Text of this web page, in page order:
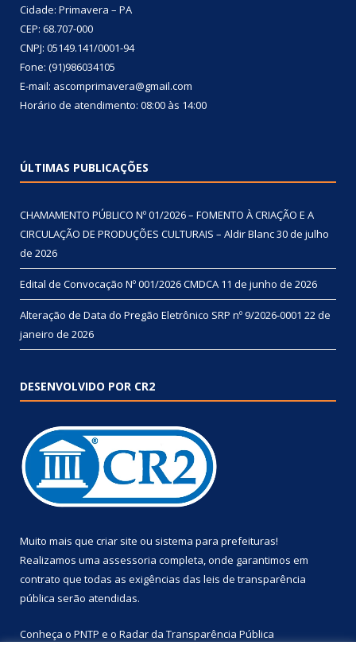
Cidade: Primavera – PA
CEP: 68.707-000
CNPJ: 05149.141/0001-94
Fone: (91)986034105
E-mail: ascomprimavera@gmail.com
Horário de atendimento: 08:00 às 14:00
ÚLTIMAS PUBLICAÇÕES
CHAMAMENTO PÚBLICO Nº 01/2026 – FOMENTO À CRIAÇÃO E A
CIRCULAÇÃO DE PRODUÇÕES CULTURAIS – Aldir Blanc30 de julho
de 2026
Edital de Convocação Nº 001/2026 CMDCA 11 de junho de 2026
Alteração de Data do Pregão Eletrônico SRP nº 9/2026-0001 22 de
janeiro de 2026
DESENVOLVIDO POR CR2
Muito mais que criar site ou sistema para prefeituras!
Realizamos uma assessoria completa, onde garantimos em
contrato que todas as exigências das leis de transparência
pública serão atendidas.
Conheça o PNTP e o Radar da Transparência Pública